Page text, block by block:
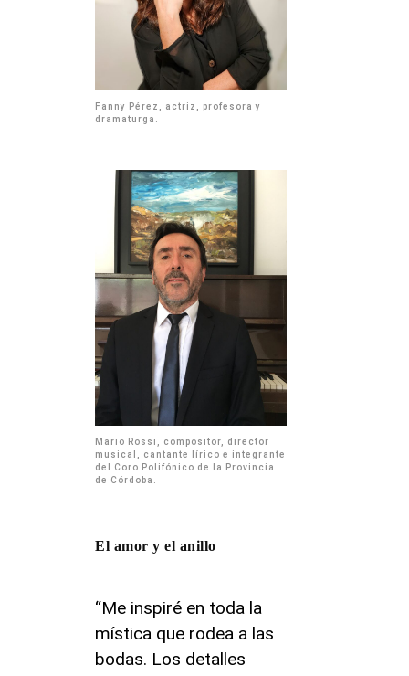
Fanny Pérez, actriz, profesora y
dramaturga.
Mario Rossi, compositor, director
musical, cantante lírico e integrante
del Coro Polifónico de la Provincia
de Córdoba.
El amor y el anillo
“Me inspiré en toda la
mística que rodea a las
bodas. Los detalles